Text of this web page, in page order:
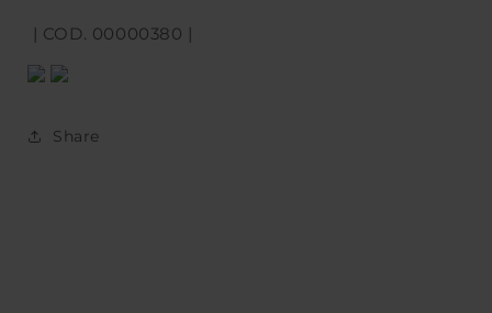
| COD. 00000380 |
Share